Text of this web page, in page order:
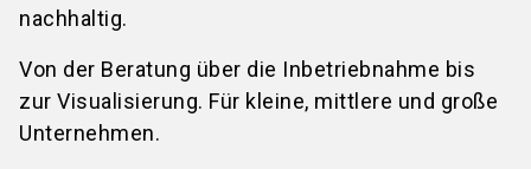
nachhaltig.
Von der Beratung über die Inbetriebnahme bis
zur Visualisierung. Für kleine, mittlere und große
Unternehmen.